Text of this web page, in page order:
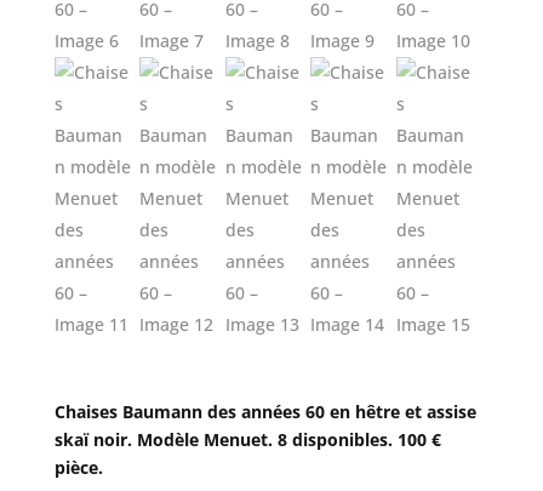
Chaises Baumann des années 60 en hêtre et assise
skaï noir. Modèle Menuet. 8 disponibles. 100 €
pièce.